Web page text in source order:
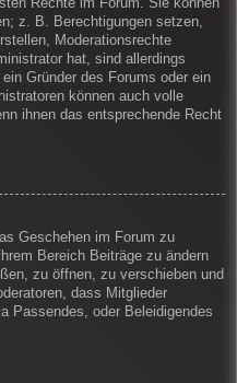
Rechte im Forum. Sie können
z. B. Berechtigungen setzen,
Moderationsrechte
hat, sind allerdings
Gründer des Forums oder ein
können auch volle
ihnen das entsprechende Recht
Geschehen im Forum zu
Bereich Beiträge zu ändern
zu öffnen, zu verschieben und
dass Mitglieder
Passendes, oder Beleidigendes